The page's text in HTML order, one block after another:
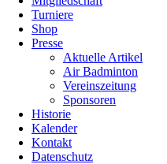
Turniere
Shop
Presse
Aktuelle Artikel
Air Badminton
Vereinszeitung
Sponsoren
Historie
Kalender
Kontakt
Datenschutz